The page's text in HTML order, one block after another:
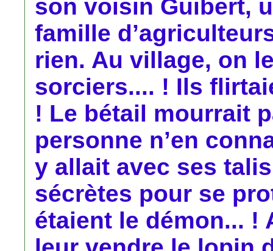
son voisin Guibert,
famille
rien. Au village, on
sorciers.... ! Ils
! Le bétail mourrait
personne n’en
y allait avec ses
sécrètes pour se
étaient le démon... !